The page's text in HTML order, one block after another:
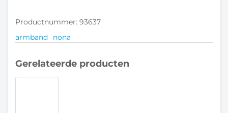
Productnummer: 93637
armband
nona
Gerelateerde producten